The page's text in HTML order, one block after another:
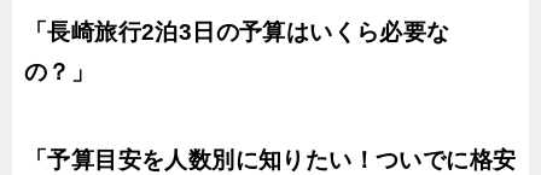
「長崎旅行2泊3日の予算はいくら必要な
の？」
「予算目安を人数別に知りたい！ついでに格安